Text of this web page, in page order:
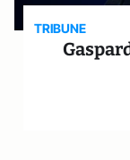
TRIBUNE